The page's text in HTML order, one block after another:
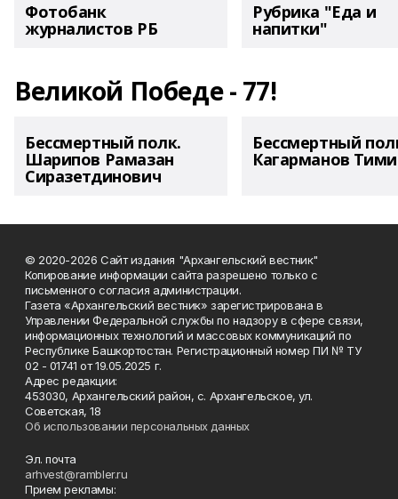
Фотобанк
журналистов РБ
Рубрика "Еда и
напитки"
Великой Победе - 77!
Бессмертный полк.
Шарипов Рамазан
Сиразетдинович
Бессмертный
Кагарманов
© 2020-2026 Сайт издания "Архангельский вестник"
Копирование информации сайта разрешено только с
письменного согласия администрации.
Газета «Архангельский вестник» зарегистрирована в
Управлении Федеральной службы по надзору в сфере связи,
информационных технологий и массовых коммуникаций по
Республике Башкортостан. Регистрационный номер ПИ № ТУ
02 - 01741 от 19.05.2025 г.
Адрес редакции:
453030, Архангельский район, с. Архангельское, ул.
Советская, 18
Об использовании персональных данных
Эл. почта
arhvest@rambler.ru
Прием рекламы: